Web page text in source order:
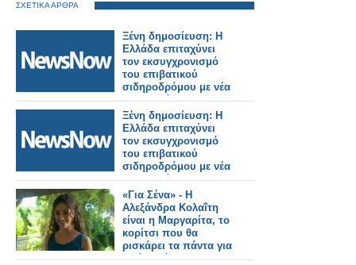
ΣΧΕΤΙΚΑ ΑΡΘΡΑ
Ξένη δημοσίευση: Η
Ελλάδα επιταχύνει
τον εκσυγχρονισμό
του επιβατικού
σιδηροδρόμου με νέα
ηλεκτρικά και
υβριδικά τρένα.
Ξένη δημοσίευση: Η
Ελλάδα επιταχύνει
τον εκσυγχρονισμό
του επιβατικού
σιδηροδρόμου με νέα
ηλεκτρικά και
υβριδικά τρένα.
«Για Σένα» - Η
Αλεξάνδρα Κολαΐτη
είναι η Μαργαρίτα, το
κορίτσι που θα
ρισκάρει τα πάντα για
τα όνειρά της